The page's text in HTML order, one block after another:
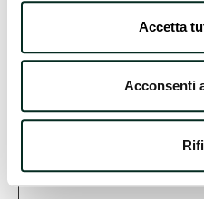
Accetta
Acconsenti
informazioni in forma anonima.